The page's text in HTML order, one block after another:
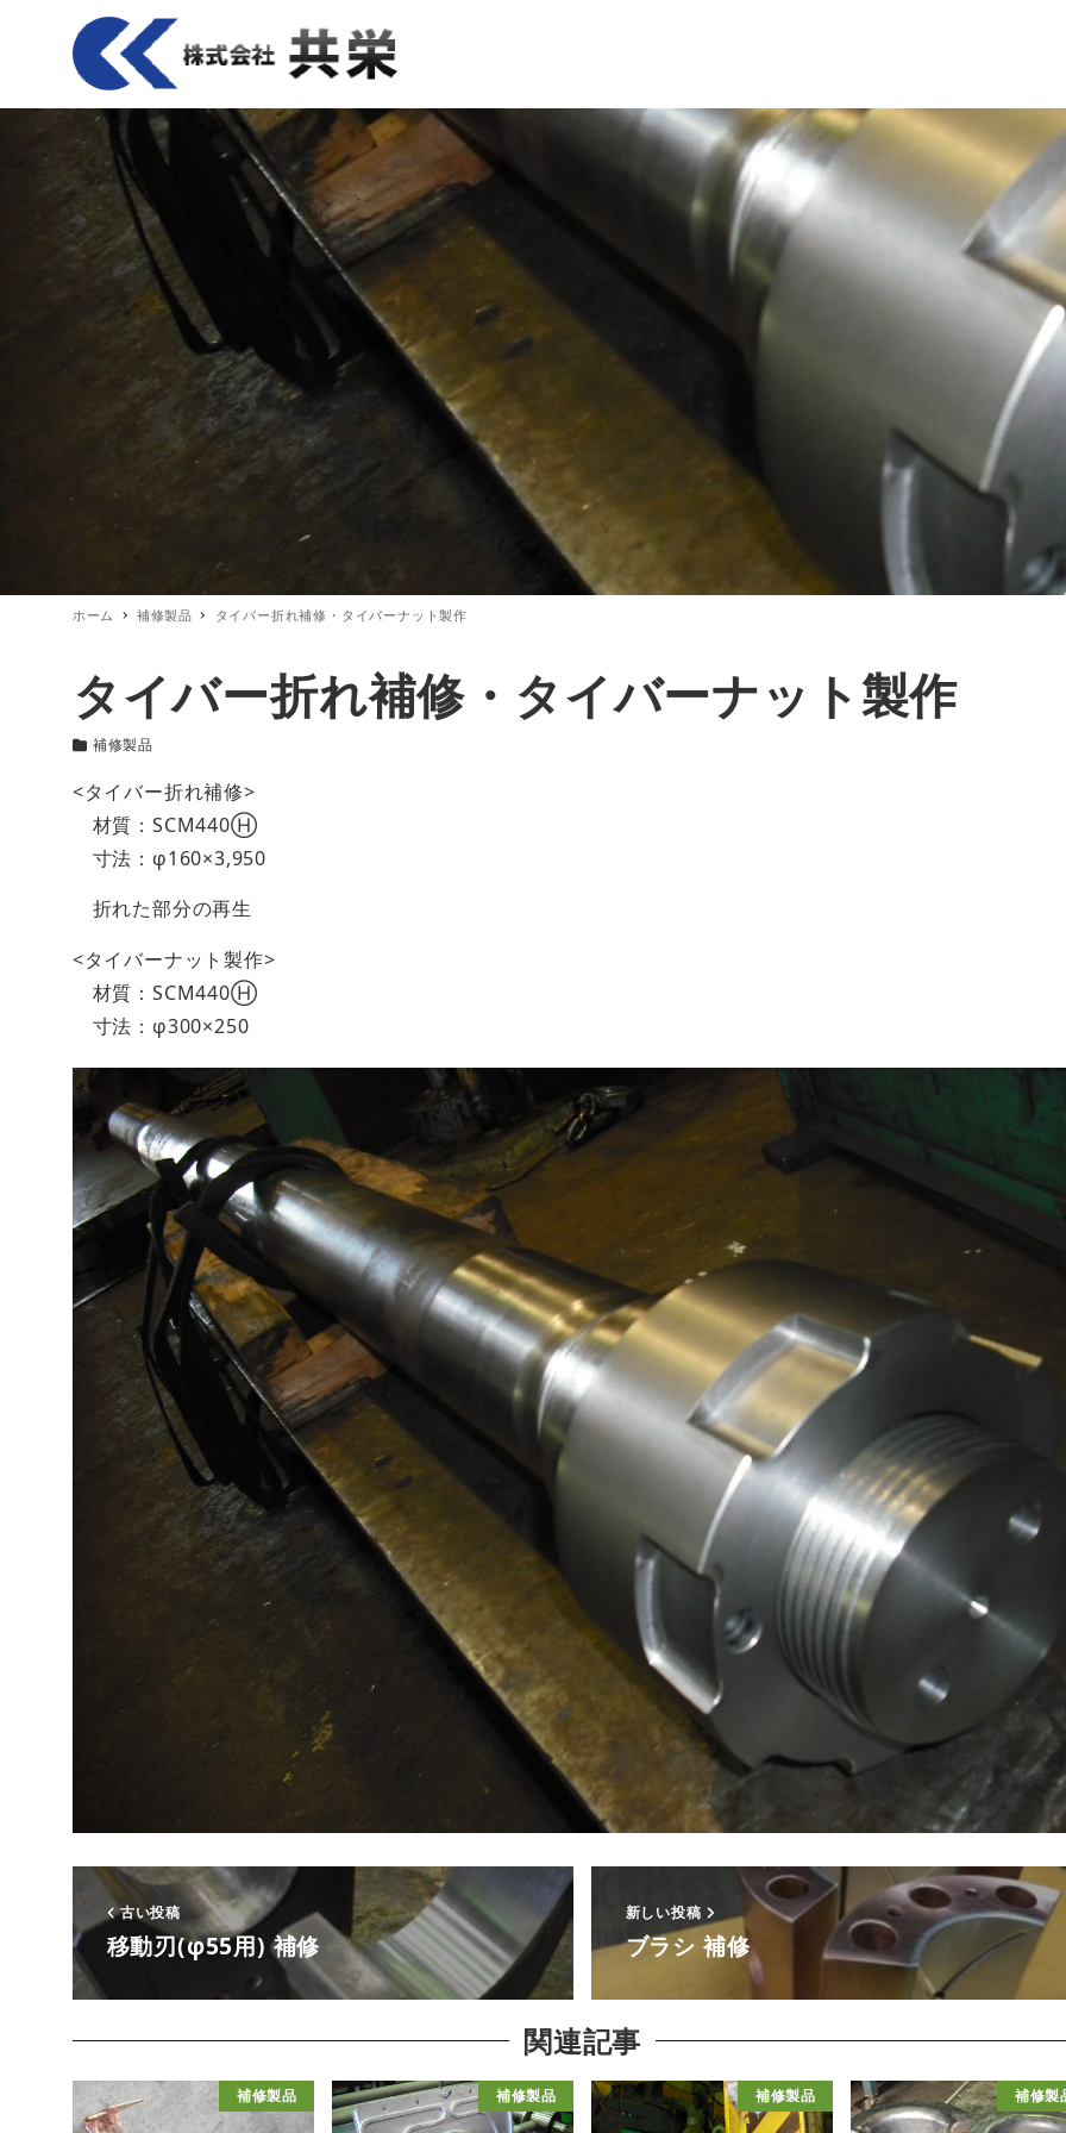
ホーム 補修製品 タイバー折れ補修・タイバーナット製作
タイバー折れ補修・タイバーナット製作
カテゴリー
補修製品
<タイバー折れ補修>
材質：SCM440Ⓗ
寸法：φ160×3,950
折れた部分の再生
<タイバーナット製作>
材質：SCM440Ⓗ
寸法：φ300×250
古い投稿
移動刃(φ55用) 補修
新しい投稿
ブラシ 補修
関連記事
補修製品 補修製品 補修製品 補修製